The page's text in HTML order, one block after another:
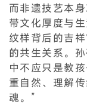
而非遗技艺本
带文化厚度与
纹样背后的吉
的共生关系。
中不应只是教
重自然、理解
魂。”